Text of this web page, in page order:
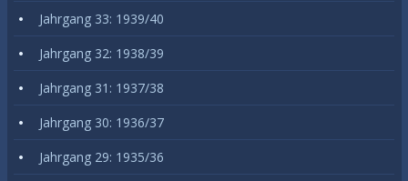
Jahrgang 33: 1939/40
Jahrgang 32: 1938/39
Jahrgang 31: 1937/38
Jahrgang 30: 1936/37
Jahrgang 29: 1935/36